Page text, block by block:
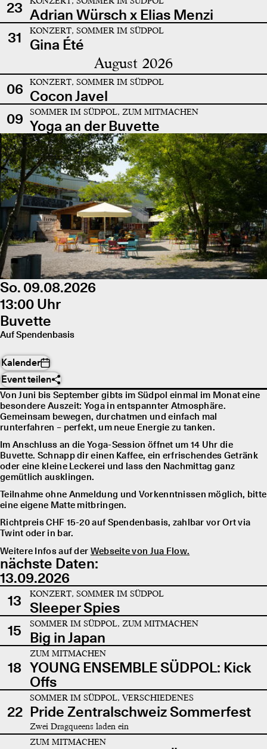
23 Adrian Würsch x Elias Menzi
31
KONZERT, SOMMER IM SÜDPOL
Gina Été
August 2026
06 KONZERT, SOMMER IM SÜDPOL
Cocon Javel
09
SOMMER IM SÜDPOL, ZUM MITMACHEN
Yoga an der Buvette
So. 09.08.2026
13:00 Uhr
Buvette
Auf Spendenbasis
Kalender
Event teilen
Von Juni bis September gibts im Südpol einmal im Monat eine
besondere Auszeit: Yoga in entspannter Atmosphäre.
Gemeinsam bewegen, durchatmen und einfach mal
runterfahren – perfekt, um neue Energie zu tanken.
Im Anschluss an die Yoga-Session öffnet um 14 Uhr die
Buvette. Schnapp dir einen Kaffee, ein erfrischendes Getränk
oder eine kleine Leckerei und lass den Nachmittag ganz
gemütlich ausklingen.
Teilnahme ohne Anmeldung und Vorkenntnissen möglich, bitte
eine eigene Matte mitbringen.
Richtpreis CHF 15-20 auf Spendenbasis, zahlbar vor Ort via
Twint oder in bar.
Weitere Infos auf der Webseite von Jua Flow.
nächste Daten:
13.09.2026
13
KONZERT, SOMMER IM SÜDPOL
Sleeper Spies
15
SOMMER IM SÜDPOL, ZUM MITMACHEN
Big in Japan
18
ZUM MITMACHEN
YOUNG ENSEMBLE SÜDPOL: Kick
Offs
22
SOMMER IM SÜDPOL, VERSCHIEDENES
Pride Zentralschweiz Sommerfest
Zwei Dragqueens laden ein
ZUM MITMACHEN